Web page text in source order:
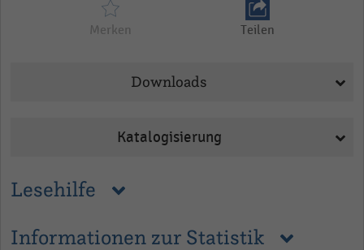
Lesehilfe
Informationen zur Statistik
Merken Teilen
Downloads
Katalogisierung